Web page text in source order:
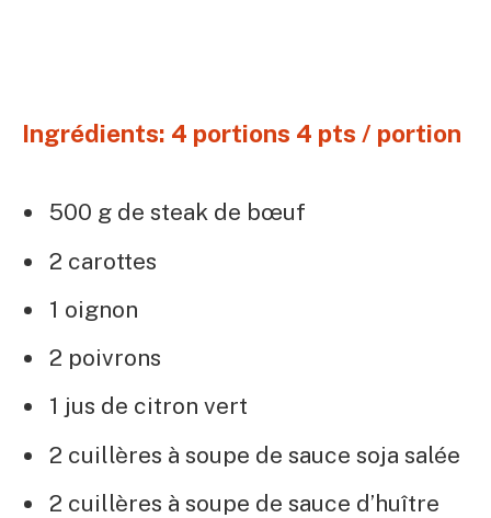
Ingrédients: 4 portions 4 pts / portion
500 g de steak de bœuf
2 carottes
1 oignon
2 poivrons
1 jus de citron vert
2 cuillères à soupe de sauce soja salée
2 cuillères à soupe de sauce d’huître